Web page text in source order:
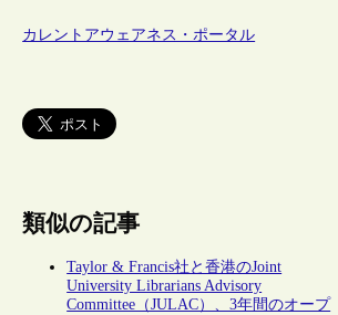
カレントアウェアネス・ポータル
類似の記事
Taylor & Francis社と香港のJoint
University Librarians Advisory
Committee（JULAC）、3年間のオープ